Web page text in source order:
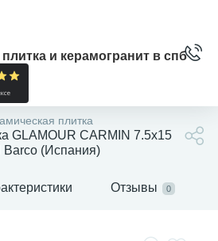
и керамогранит в спб
плитка
GLAMOUR CARMIN 7.5x15
Barco (Испания)
Отзывы 0